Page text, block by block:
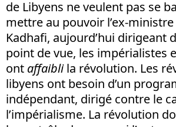
de Libyens ne veulent pas se
mettre au pouvoir l’ex-ministre
Kadhafi, aujourd’hui dirigeant
point de vue, les impérialistes
ont affaiblila révolution. Les
libyens ont besoin d’un
indépendant, dirigé contre le
l’impérialisme. La révolution